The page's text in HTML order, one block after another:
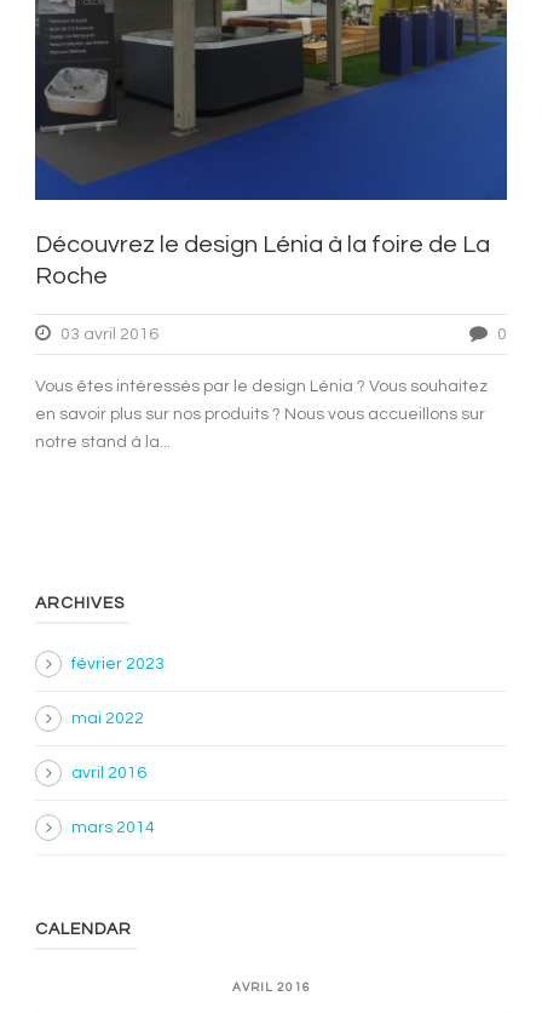
Découvrez le design Lénia à la foire de La
Roche
03 avril 2016 0
Vous êtes intéressés par le design Lénia ? Vous souhaitez
en savoir plus sur nos produits ? Nous vous accueillons sur
notre stand à la...
ARCHIVES
février 2023
mai 2022
avril 2016
mars 2014
CALENDAR
AVRIL 2016